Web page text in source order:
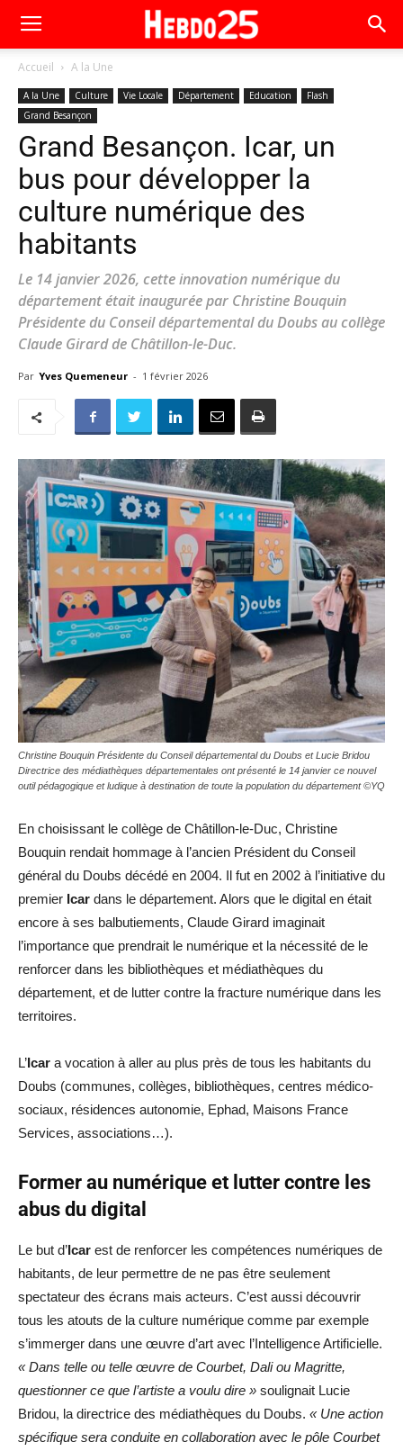
Accueil A la Une
A la Une Culture Vie Locale Département Education
Flash
Grand Besançon
Grand Besançon. Icar, un
bus pour développer la
culture numérique des
habitants
Le 14 janvier 2026, cette innovation numérique du
département était inaugurée par Christine Bouquin
Présidente du Conseil départemental du Doubs au collège
Claude Girard de Châtillon-le-Duc.
Par Yves Quemeneur - 1 février 2026
Christine Bouquin Présidente du Conseil départemental du Doubs et Lucie Bridou
Directrice des médiathèques départementales ont présenté le 14 janvier ce nouvel
outil pédagogique et ludique à destination de toute la population du département ©YQ
En choisissant le collège de Châtillon-le-Duc, Christine
Bouquin rendait hommage à l’ancien Président du Conseil
général du Doubs décédé en 2004. Il fut en 2002 à l’initiative du
premier Icar dans le département. Alors que le digital en était
encore à ses balbutiements, Claude Girard imaginait
l’importance que prendrait le numérique et la nécessité de le
renforcer dans les bibliothèques et médiathèques du
département, et de lutter contre la fracture numérique dans les
territoires.
L’Icar a vocation à aller au plus près de tous les habitants du
Doubs (communes, collèges, bibliothèques, centres médico-
sociaux, résidences autonomie, Ephad, Maisons France
Services, associations…).
Former au numérique et lutter contre les
abus du digital
Le but d’Icar est de renforcer les compétences numériques de
habitants, de leur permettre de ne pas être seulement
spectateur des écrans mais acteurs. C’est aussi découvrir
tous les atouts de la culture numérique comme par exemple
s’immerger dans une œuvre d’art avec l’Intelligence Artificielle.
« Dans telle ou telle œuvre de Courbet, Dali ou Magritte,
questionner ce que l’artiste a voulu dire » soulignait Lucie
Bridou, la directrice des médiathèques du Doubs. « Une action
spécifique sera conduite en collaboration avec le pôle Courbet